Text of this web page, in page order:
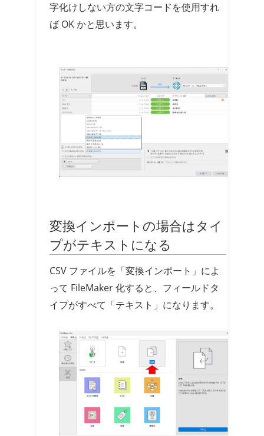
字化けしない方の文字コードを使用すれ
ば OK かと思います。
変換インポートの場合はタイ
プがテキストになる
CSV ファイルを「変換インポート」によ
って FileMaker 化すると、フィールドタ
イプがすべて「テキスト」になります。